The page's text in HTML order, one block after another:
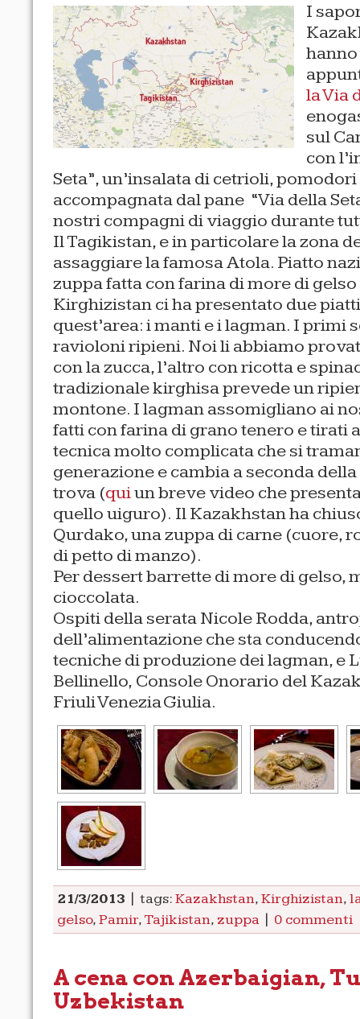
I
la Via
sul
con
Seta”, un’insalata di cetrioli,
accompagnata dal pane “Via della
nostri compagni di viaggio durante
Il Tagikistan, e in particolare la zona
assaggiare la famosa Atola. Piatto
zuppa fatta con farina di more di
Kirghizistan ci ha presentato due
quest’area: i manti e i lagman. I primi
ravioloni ripieni. Noi li abbiamo
con la zucca, l’altro con ricotta e
tradizionale kirghisa prevede un
montone. I lagman assomigliano ai
fatti con farina di grano tenero e tirati
tecnica molto complicata che si
generazione e cambia a seconda
trova (quiun breve video che
quello uiguro). Il Kazakhstan ha
Qurdako, una zuppa di carne (cuore,
di petto di manzo).
Per dessert barrette di more di gelso,
cioccolata.
Ospiti della serata Nicole Rodda,
dell’alimentazione che sta
tecniche di produzione dei lagman, e
Bellinello, Console Onorario del
Friuli Venezia Giulia.
21/3/2013 | tags:Kazakhstan,Kirghizistan,
gelso,Pamir,Tajikistan, zuppa 0 commenti
A cena con Azerbaigian,
Uzbekistan